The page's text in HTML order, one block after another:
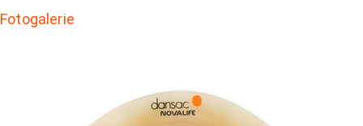
Fotogalerie